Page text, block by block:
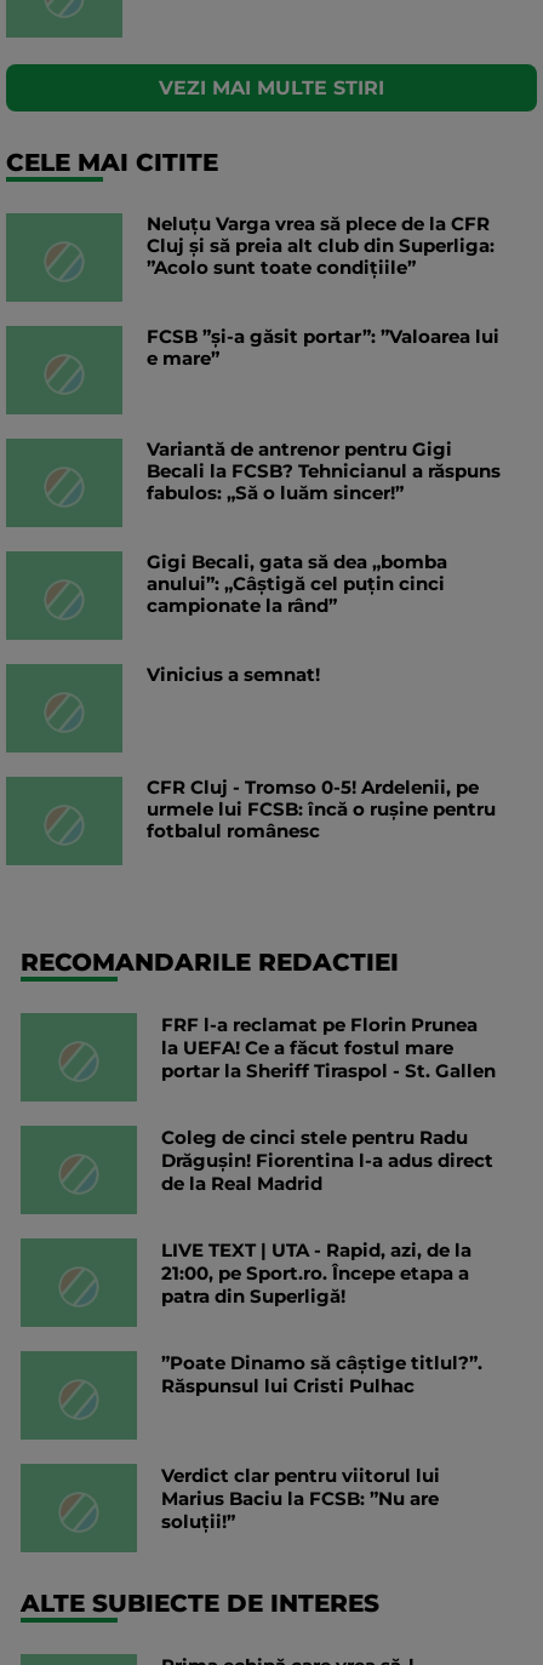
VEZI MAI MULTE STIRI
CELE MAI CITITE
Neluțu Varga vrea să plece de la CFR
Cluj și să preia alt club din Superliga:
”Acolo sunt toate condițiile”
FCSB ”și-a găsit portar”: ”Valoarea lui
e mare”
Variantă de antrenor pentru Gigi
Becali la FCSB? Tehnicianul a răspuns
fabulos: „Să o luăm sincer!”
Gigi Becali, gata să dea „bomba
anului”: „Câștigă cel puțin cinci
campionate la rând”
Vinicius a semnat!
CFR Cluj - Tromso 0-5! Ardelenii, pe
urmele lui FCSB: încă o rușine pentru
fotbalul românesc
RECOMANDARILE REDACTIEI
FRF l-a reclamat pe Florin Prunea
la UEFA! Ce a făcut fostul mare
portar la Sheriff Tiraspol - St. Gallen
Coleg de cinci stele pentru Radu
Drăgușin! Fiorentina l-a adus direct
de la Real Madrid
LIVE TEXT | UTA - Rapid, azi, de la
21:00, pe Sport.ro. Începe etapa a
patra din Superligă!
”Poate Dinamo să câștige titlul?”.
Răspunsul lui Cristi Pulhac
Verdict clar pentru viitorul lui
Marius Baciu la FCSB: ”Nu are
soluții!”
ALTE SUBIECTE DE INTERES